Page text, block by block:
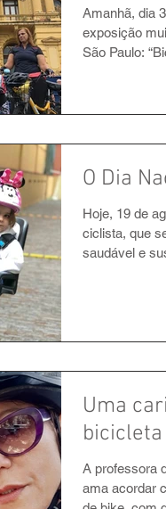
Amanhã, dia
exposição
São Paulo:
O Dia
Hoje, 19 de
ciclista, que
saudável e
Uma
bicicleta
A professora
ama acordar